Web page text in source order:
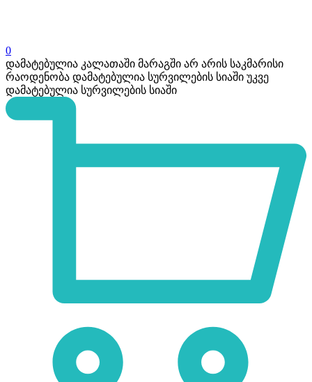
0
დამატებულია კალათაში მარაგში არ არის საკმარისი
რაოდენობა დამატებულია სურვილების სიაში უკვე
დამატებულია სურვილების სიაში